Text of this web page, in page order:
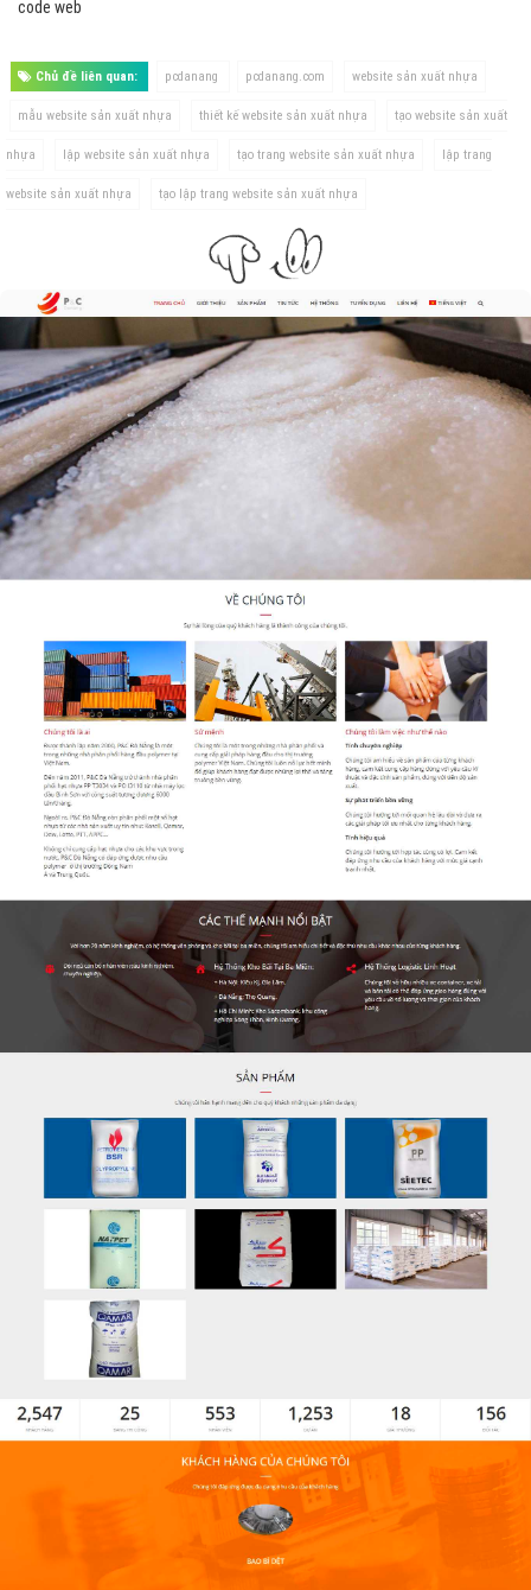
code web
Chủ đề liên quan: pcdanang pcdanang.com website sản xuất nhựa
mẫu website sản xuất nhựa thiết kế website sản xuất nhựa tạo website sản xuất
nhựa lập website sản xuất nhựa tạo trang website sản xuất nhựa lập trang
website sản xuất nhựa tạo lập trang website sản xuất nhựa